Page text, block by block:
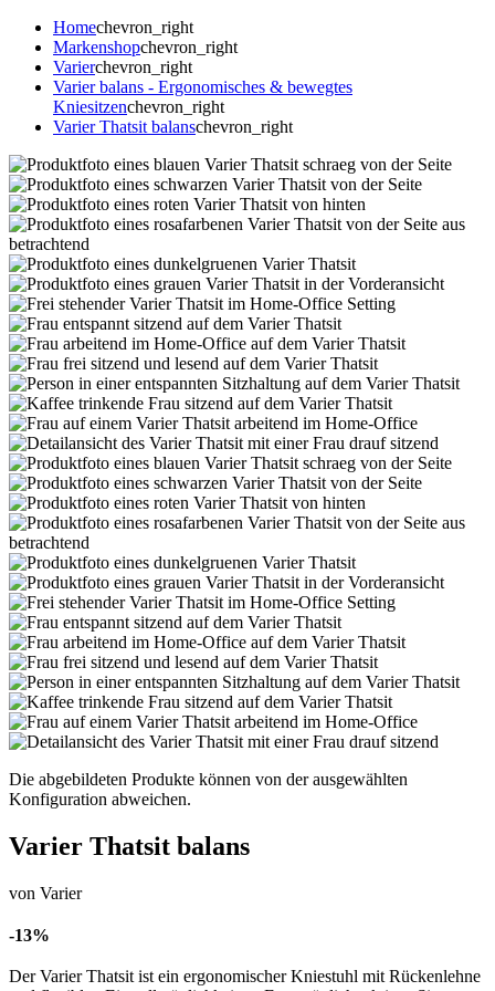
Homechevron_right
Markenshopchevron_right
Varierchevron_right
Varier balans - Ergonomisches & bewegtes
Kniesitzenchevron_right
Varier Thatsit balanschevron_right
Die abgebildeten Produkte können von der ausgewählten
Konfiguration abweichen.
Varier Thatsit balans
von Varier
-13%
Der Varier Thatsit ist ein ergonomischer Kniestuhl mit Rückenlehne